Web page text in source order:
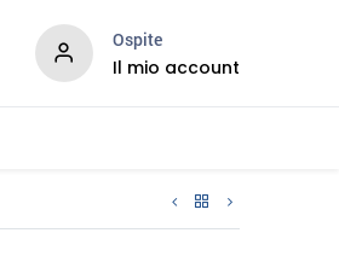
Ospite
Il mio account